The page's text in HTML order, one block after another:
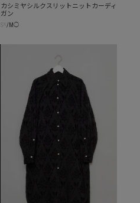
カシミヤシルクスリットニットカーディ
ガン
/ M ◯